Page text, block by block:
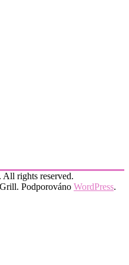
. All rights reserved.
Podporováno WordPress.